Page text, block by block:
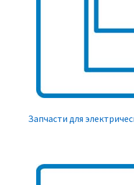
Запчасти для